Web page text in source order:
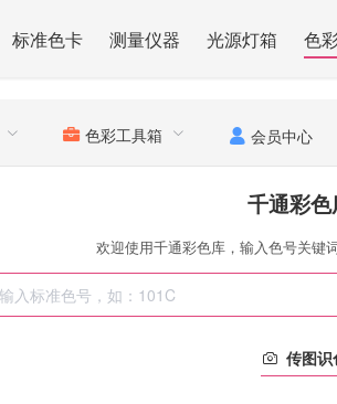
标准色卡 测量仪器 光源灯箱 色
色彩工具箱 会员中心
千通彩色
欢迎使用千通彩色库，输入色号关键
传图识